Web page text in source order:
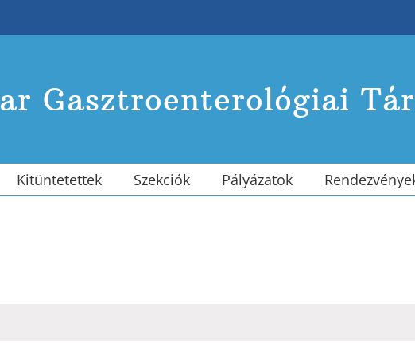
Gasztroenterológiai
Kitüntetettek Szekciók Pályázatok